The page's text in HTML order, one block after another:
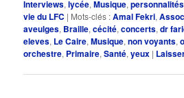
Interviews,lycée,Musique,personnalités
vie du LFC | Mots-clés :Amal Fekri,
aveulges, Braille,cécité,concerts,dr
eleves, Le Caire,Musique,non voyants,
orchestre, Primaire,Santé,yeux |